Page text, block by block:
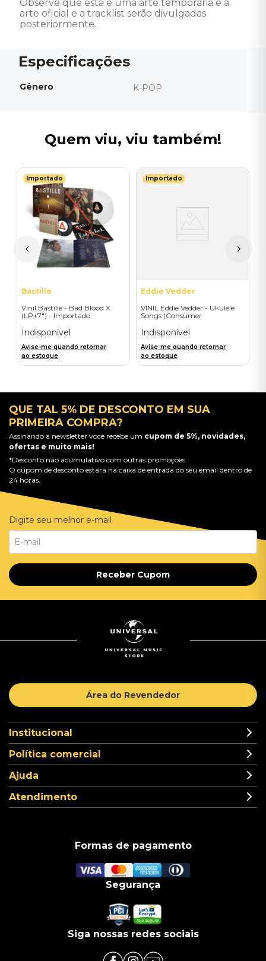
Observe que esta é uma arte temporária e a
arte oficial e a tracklist serão divulgadas
posteriormente.
Gênero K-POP
Quem viu, viu também!
Importado
Bastille
Vinil Bastille - Bad Blood X
(LP+7") - Importado
Indisponível
Avise-me quando retornar
ao estoque
Importado
Eddie Vedder
VINIL Eddie Vedder - Ukulele
Songs (Consumer
Indisponível
Avise-me quando retornar
ao estoque
QUE TAL 5% DE DESCONTO EM SUA
PRIMEIRA COMPRA?
Assinando a newsletter você recebe um cupom de 5%, novidades,
ofertas e muito mais!
*Desconto não acumulativo com outras promoções.
O cupom de desconto estará na caixa de entrada do seu email dentro de
24 horas.
Digite seu melhor e-mail
Receber Cupom
Área do Revendedor
Institucional
Política comercial
Ajuda
Atendimento
Formas de pagamento
Segurança
Siga nossas redes sociais